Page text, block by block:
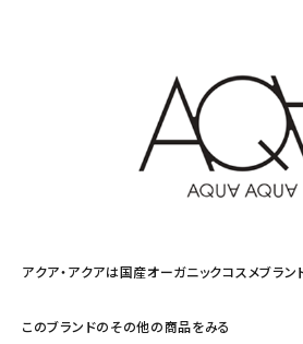
アクア・アクアは国産オーガニックコスメブラン
このブランドのその他の商品をみる